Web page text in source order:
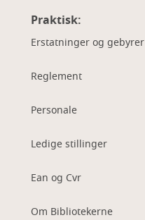
Praktisk:
Erstatninger og gebyrer
Reglement
Personale
Ledige stillinger
Ean og Cvr
Om Bibliotekerne